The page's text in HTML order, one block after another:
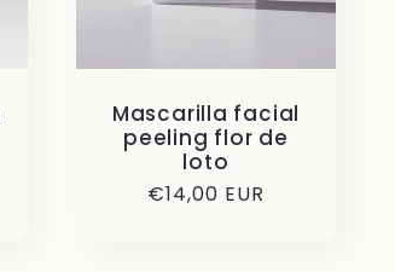
Mascarilla facial
peeling flor de
loto
Precio
€14,00 EUR